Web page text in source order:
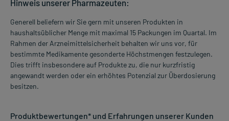
Hinweis unserer Pharmazeuten:
Generell beliefern wir Sie gern mit unseren Produkten in
haushaltsüblicher Menge mit maximal 15 Packungen im Quartal. Im
Rahmen der Arzneimittelsicherheit behalten wir uns vor, für
bestimmte Medikamente gesonderte Höchstmengen festzulegen.
Dies trifft insbesondere auf Produkte zu, die nur kurzfristig
angewandt werden oder ein erhöhtes Potenzial zur Überdosierung
besitzen.
Produktbewertungen* und Erfahrungen unserer Kunden